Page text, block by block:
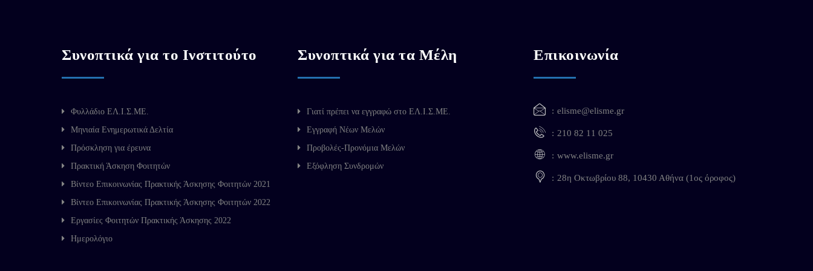
Συνοπτικά για το Ινστιτούτο
Φυλλάδιο ΕΛ.Ι.Σ.ΜΕ.
Μηνιαία Ενημερωτικά Δελτία
Πρόσκληση για έρευνα
Πρακτική Άσκηση Φοιτητών
Βίντεο Επικοινωνίας Πρακτικής Άσκησης Φοιτητών 2021
Βίντεο Επικοινωνίας Πρακτικής Άσκησης Φοιτητών 2022
Εργασίες Φοιτητών Πρακτικής Άσκησης 2022
Ημερολόγιο
Συνοπτικά για τα Μέλη
Γιατί πρέπει να εγγραφώ στο ΕΛ.Ι.Σ.ΜΕ.
Εγγραφή Νέων Μελών
Προβολές-Προνόμια Μελών
Εξόφληση Συνδρομών
Επικοινωνία
elisme@elisme.gr
210 82 11 025
www.elisme.gr
28η Οκτωβρίου 88, 10430 Αθήνα (1ος όροφος)